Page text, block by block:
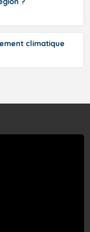
climatique